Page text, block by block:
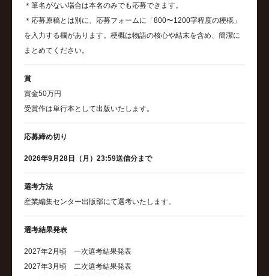
＊筆名がない場合は本名のみでも応募できます。
＊応募原稿とは別に、応募フォームに「800〜1200字程度の梗概」
を入力する欄があります。梗概は物語の核心や結末を含め、簡潔に
まとめてください。
賞
賞金50万円
受賞作は単行本として出版いたします。
応募締め切り
2026年9月28日（月）23:59送信分まで
選考方法
産業編集センター出版部にて選考いたします。
選考結果発表
2027年2月頃 一次選考結果発表
2027年3月頃 二次選考結果発表